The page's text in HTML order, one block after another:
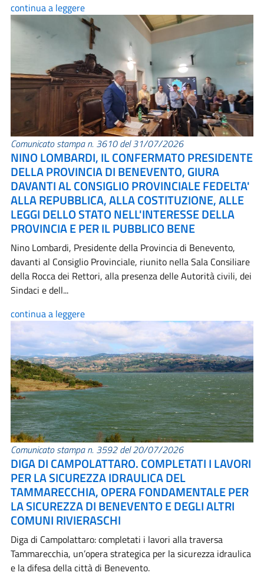
continua a leggere
Comunicato stampa n. 3610 del 31/07/2026
NINO LOMBARDI, IL CONFERMATO PRESIDENTE
DELLA PROVINCIA DI BENEVENTO, GIURA
DAVANTI AL CONSIGLIO PROVINCIALE FEDELTA'
ALLA REPUBBLICA, ALLA COSTITUZIONE, ALLE
LEGGI DELLO STATO NELL'INTERESSE DELLA
PROVINCIA E PER IL PUBBLICO BENE
Nino Lombardi, Presidente della Provincia di Benevento,
davanti al Consiglio Provinciale, riunito nella Sala Consiliare
della Rocca dei Rettori, alla presenza delle Autorità civili, dei
Sindaci e dell...
continua a leggere
Comunicato stampa n. 3592 del 20/07/2026
DIGA DI CAMPOLATTARO. COMPLETATI I LAVORI
PER LA SICUREZZA IDRAULICA DEL
TAMMARECCHIA, OPERA FONDAMENTALE PER
LA SICUREZZA DI BENEVENTO E DEGLI ALTRI
COMUNI RIVIERASCHI
Diga di Campolattaro: completati i lavori alla traversa
Tammarecchia, un’opera strategica per la sicurezza idraulica
e la difesa della città di Benevento.